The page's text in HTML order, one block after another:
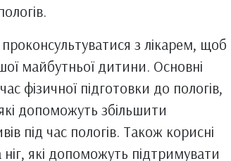
з лікарем, щоб
майбутньої дитини. Основні
фізичної підготовки до пологів,
допоможуть збільшити
під час пологів. Також корисні
які допоможуть підтримувати